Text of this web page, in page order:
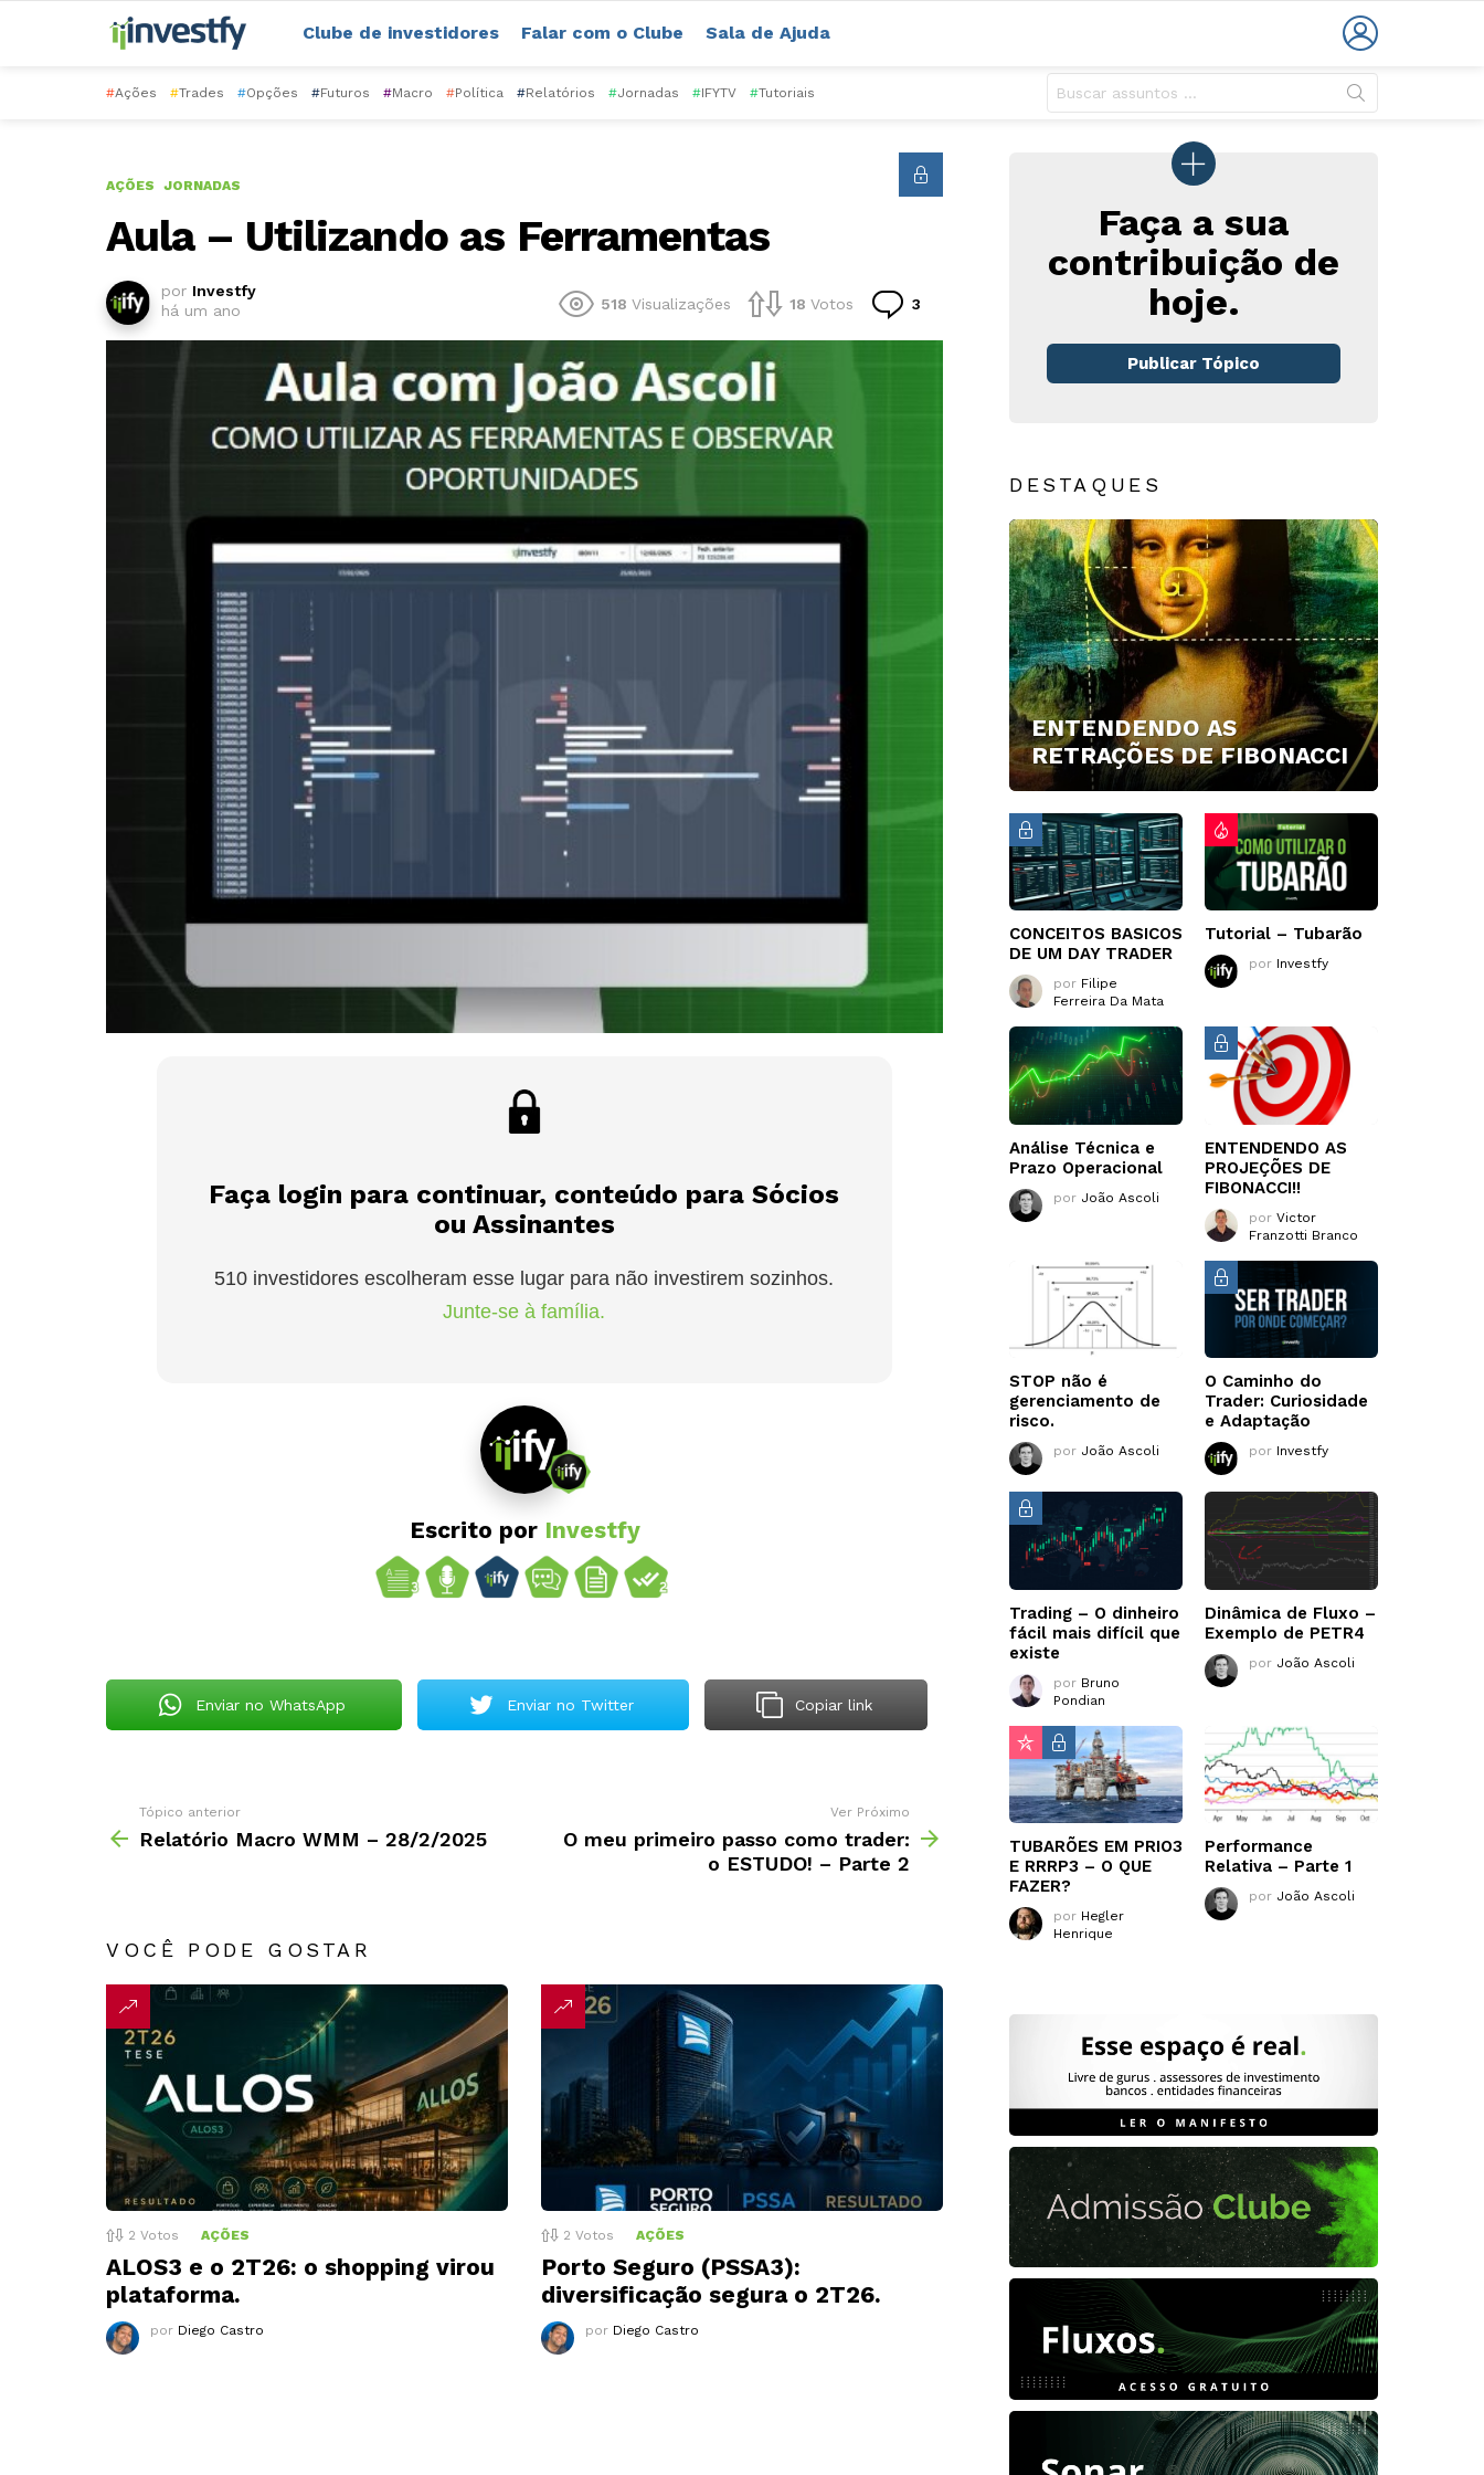
Clube de investidores Falar com o Clube Sala de Ajuda
#Ações #Trades #Opções #Futuros #Macro #Política #Relatórios #Jornadas #IFYTV #Tutoriais
AÇÕES JORNADAS
Aula – Utilizando as Ferramentas
por Investfy
há um ano
518 Visualizações 18 Votos 3
Faça login para continuar, conteúdo para Sócios
ou Assinantes
510 investidores escolheram esse lugar para não investirem sozinhos.
Junte-se à família.
Escrito por Investfy
Enviar no WhatsApp Enviar no Twitter Copiar link
Tópico anterior
Relatório Macro WMM – 28/2/2025
Ver Próximo
O meu primeiro passo como trader:
o ESTUDO! – Parte 2
VOCÊ PODE GOSTAR
2 Votos AÇÕES
ALOS3 e o 2T26: o shopping virou
plataforma.
por Diego Castro
2 Votos AÇÕES
Porto Seguro (PSSA3):
diversificação segura o 2T26.
por Diego Castro
Faça a sua
contribuição de
hoje.
Publicar Tópico
DESTAQUES
ENTENDENDO AS
RETRAÇÕES DE FIBONACCI
CONCEITOS BASICOS
DE UM DAY TRADER
por Filipe
Ferreira Da Mata
Tutorial – Tubarão
por Investfy
Análise Técnica e
Prazo Operacional
por João Ascoli
ENTENDENDO AS
PROJEÇÕES DE
FIBONACCI!!
por Victor
Franzotti Branco
STOP não é
gerenciamento de
risco.
por João Ascoli
O Caminho do
Trader: Curiosidade
e Adaptação
por Investfy
Trading – O dinheiro
fácil mais difícil que
existe
por Bruno
Pondian
Dinâmica de Fluxo –
Exemplo de PETR4
por João Ascoli
TUBARÕES EM PRIO3
E RRRP3 – O QUE
FAZER?
por Hegler
Henrique
Performance
Relativa – Parte 1
por João Ascoli